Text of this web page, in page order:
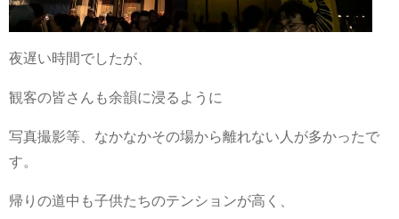
夜遅い時間でしたが、
観客の皆さんも余韻に浸るように
写真撮影等、なかなかその場から離れない人が多かったで
す。
帰りの道中も子供たちのテンションが高く、